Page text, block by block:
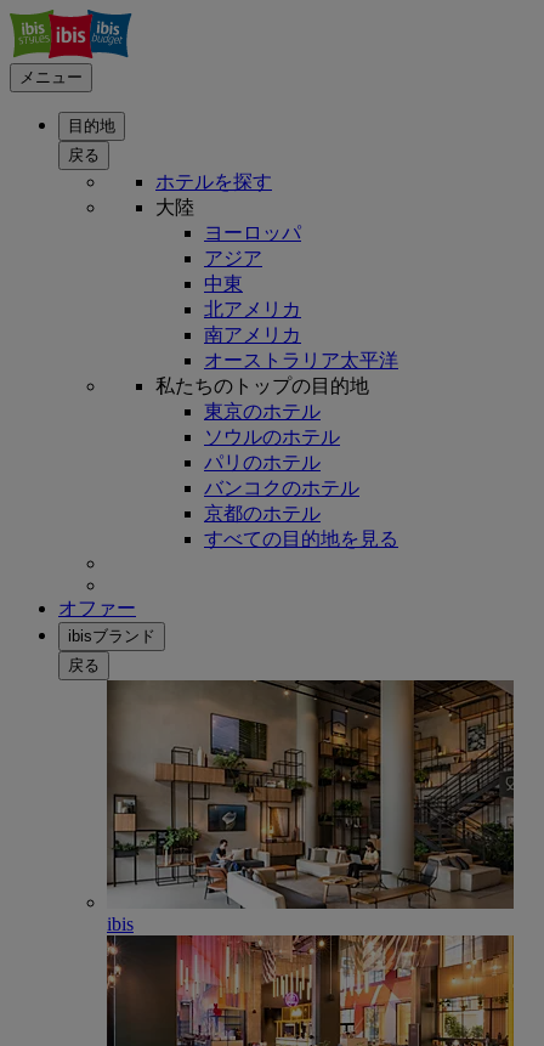
メニュー
目的地
戻る
ホテルを探す
大陸
ヨーロッパ
アジア
中東
北アメリカ
南アメリカ
オーストラリア太平洋
私たちのトップの目的地
東京のホテル
ソウルのホテル
パリのホテル
バンコクのホテル
京都のホテル
すべての目的地を見る
オファー
ibisブランド
戻る
ibis